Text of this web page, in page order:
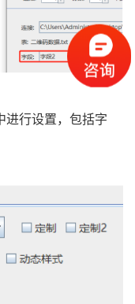
进行设置，包括字